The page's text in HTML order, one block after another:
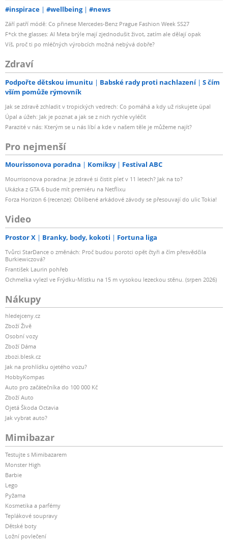
#inspirace #wellbeing #news
Září patří módě: Co přinese Mercedes-Benz Prague Fashion Week SS27
F*ck the glasses: AI Meta brýle mají zjednodušit život, zatím ale dělají opak
Víš, proč ti po mléčných výrobcích možná nebývá dobře?
Zdraví
Podpořte dětskou imunitu Babské rady proti nachlazení
S čím
vším pomůže rýmovník
Jak se zdravě zchladit v tropických vedrech: Co pomáhá a kdy už riskujete úpal
Úpal a úžeh: Jak je poznat a jak se z nich rychle vyléčit
Parazité v nás: Kterým se u nás líbí a kde v našem těle je můžeme najít?
Pro nejmenší
Mourissonova poradna Komiksy Festival ABC
Mourrisonova poradna: Je zdravé si čistit pleť v 11 letech? Jak na to?
Ukázka z GTA 6 bude mít premiéru na Netflixu
Forza Horizon 6 (recenze): Oblíbené arkádové závody se přesouvají do ulic Tokia!
Video
Prostor X Branky, body, kokoti Fortuna liga
Tvůrci StarDance o změnách: Proč budou porotci opět čtyři a čím přesvědčila
Burkiewiczová?
František Laurin pohřeb
Ochmelka vylezl ve Frýdku-Místku na 15 m vysokou lezeckou stěnu. (srpen 2026)
Nákupy
hledejceny.cz
Zboží Živě
Osobní vozy
Zboží Dáma
zbozi.blesk.cz
Jak na prohlídku ojetého vozu?
HobbyKompas
Auto pro začátečníka do 100 000 Kč
Zboží Auto
Ojetá Škoda Octavia
Jak vybrat auto?
Mimibazar
Testujte s Mimibazarem
Monster High
Barbie
Lego
Pyžama
Kosmetika a parfémy
Teplákové soupravy
Dětské boty
Ložní povlečení